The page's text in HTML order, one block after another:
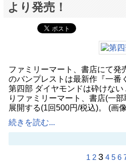
より発売！
ファミリーマート、書店にて発
のバンプレストは最新作『一番
第四部 ダイヤモンドは砕けな
りファミリーマート、書店(一
展開する(1回500円/税込)。 (画
続きを読む...
1 2 3 4 5 6